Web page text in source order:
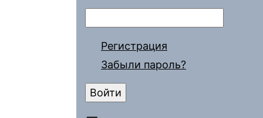
Регистрация
Забыли пароль?